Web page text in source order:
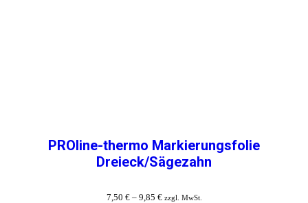
PROline-thermo Markierungsfolie
Dreieck/Sägezahn
7,50 €– 9,85 € zzgl. MwSt.